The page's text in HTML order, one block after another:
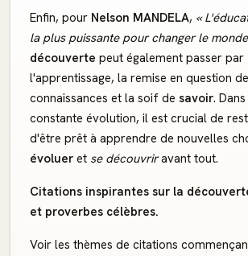
Enfin, pour Nelson MANDELA, «
la plus puissante pour changer le
découverte peut également passer par
l'apprentissage, la remise en question
connaissances et la soif de savoir.
constante évolution, il est crucial de
d'être prêt à apprendre de nouvelles
évoluer et se découvriravant tout.
Citations inspirantes sur la
et proverbes célèbres.
Voir les thèmes de citations